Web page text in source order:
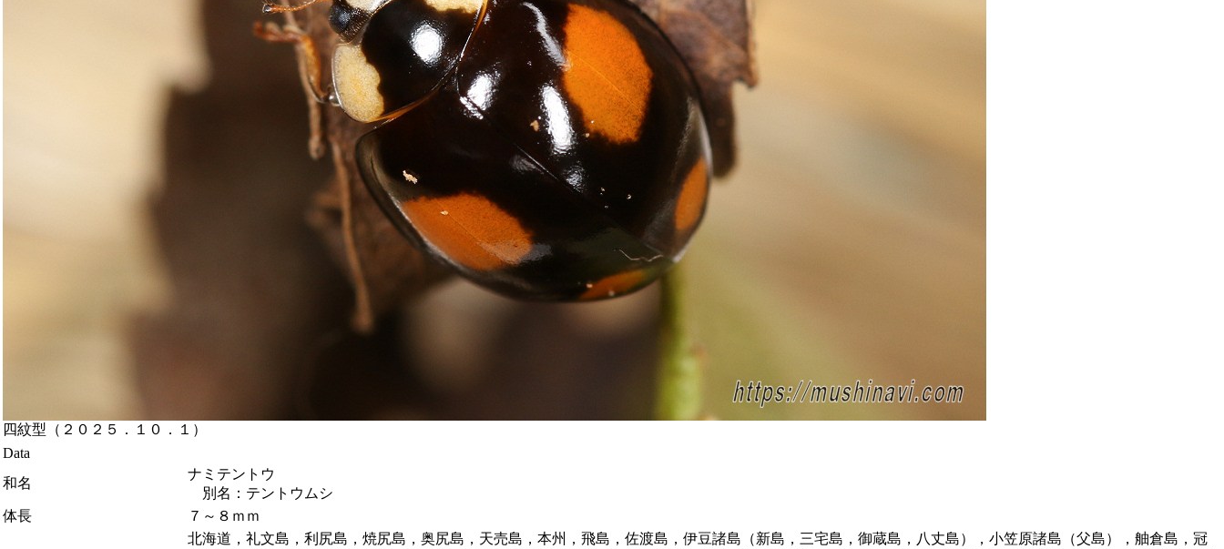
四紋型（２０２５．１０．１）
Data
和名
ナミテントウ
別名：テントウムシ
体長
７～８ｍｍ
北海道，礼文島，利尻島，焼尻島，奥尻島，天売島，本州，飛島，佐渡島，伊豆諸島（新島，三宅島，御蔵島，八丈島），小笠原諸島（父島），舳倉島，冠